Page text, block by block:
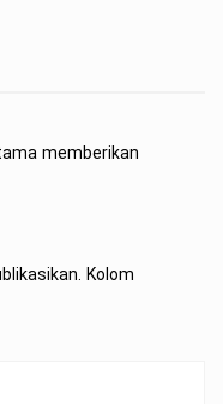
memberikan
Kolom